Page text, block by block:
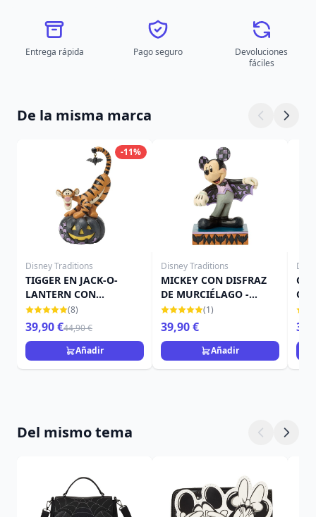
Entrega rápida Pago seguro
Devoluciones
fáciles
De la misma marca
-11%
Disney Traditions
TIGGER EN JACK-O-
LANTERN CON
MURCIÉLAGO - DISNEY
TRADITIONS
(8)
39,90 €44,90 €
Añadir
Disney Traditions
MICKEY CON DISFRAZ
DE MURCIÉLAGO -
DISNEY TRADITIONS
(1)
39,90 €
Añadir
Del mismo tema